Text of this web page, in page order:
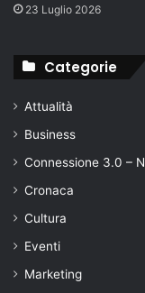
23 Luglio 2026
Categorie
Attualità
Business
Connessione 3.0 –
Cronaca
Cultura
Eventi
Marketing